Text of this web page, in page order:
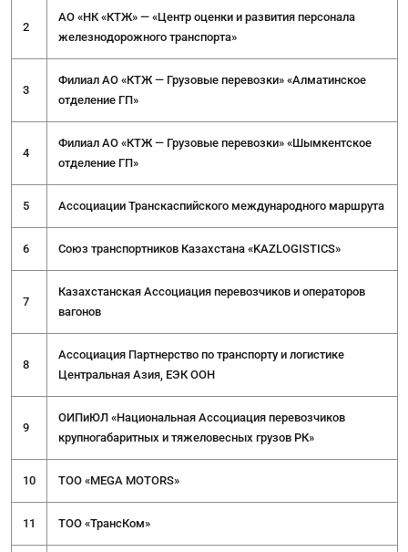
2
АО «НК «КТЖ» — «Центр оценки и развития персонала
железнодорожного транспорта»
3
Филиал АО «КТЖ — Грузовые перевозки» «Алматинское
отделение ГП»
4
Филиал АО «КТЖ — Грузовые перевозки» «Шымкентское
отделение ГП»
5 Ассоциации Транскаспийского международного маршрута
6 Союз транспортников Казахстана «KAZLOGISTICS»
7
Казахстанская Ассоциация перевозчиков и операторов
вагонов
8
Ассоциация Партнерство по транспорту и логистике
Центральная Азия, ЕЭК ООН
9
ОИПиЮЛ «Национальная Ассоциация перевозчиков
крупногабаритных и тяжеловесных грузов РК»
10 ТОО «MEGA MOTORS»
11 ТОО «ТрансКом»